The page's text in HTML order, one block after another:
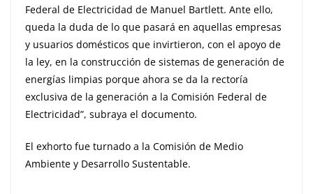
Federal de Electricidad de Manuel Bartlett. Ante ello,
queda la duda de lo que pasará en aquellas empresas
y usuarios domésticos que invirtieron, con el apoyo de
la ley, en la construcción de sistemas de generación de
energías limpias porque ahora se da la rectoría
exclusiva de la generación a la Comisión Federal de
Electricidad”, subraya el documento.
El exhorto fue turnado a la Comisión de Medio
Ambiente y Desarrollo Sustentable.